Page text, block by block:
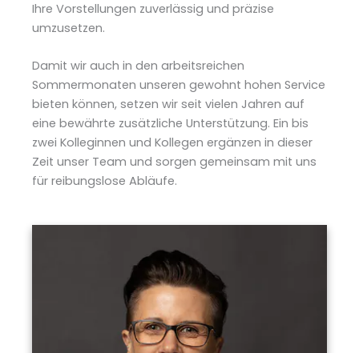
Ihre Vorstellungen zuverlässig und präzise
umzusetzen.
Damit wir auch in den arbeitsreichen
Sommermonaten unseren gewohnt hohen Service
bieten können, setzen wir seit vielen Jahren auf
eine bewährte zusätzliche Unterstützung. Ein bis
zwei Kolleginnen und Kollegen ergänzen in dieser
Zeit unser Team und sorgen gemeinsam mit uns
für reibungslose Abläufe.